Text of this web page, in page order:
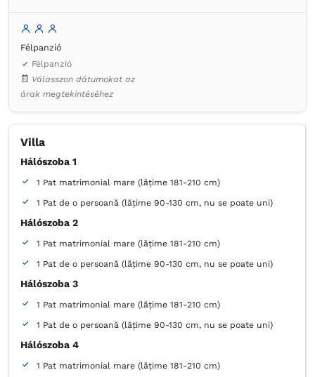
Félpanzió
Félpanzió
Válasszon dátumokat az
árak megtekintéséhez
Villa
Hálószoba 1
1 Pat matrimonial mare (lățime 181-210 cm)
1 Pat de o persoană (lățime 90-130 cm, nu se poate uni)
Hálószoba 2
1 Pat matrimonial mare (lățime 181-210 cm)
1 Pat de o persoană (lățime 90-130 cm, nu se poate uni)
Hálószoba 3
1 Pat matrimonial mare (lățime 181-210 cm)
1 Pat de o persoană (lățime 90-130 cm, nu se poate uni)
Hálószoba 4
1 Pat matrimonial mare (lățime 181-210 cm)